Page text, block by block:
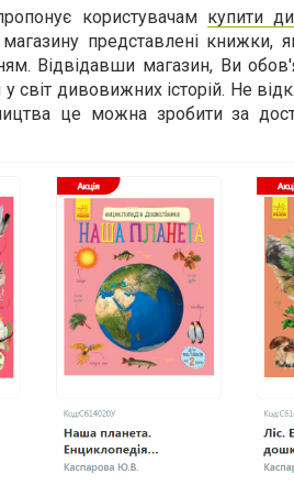
користувачам купити
представлені книжки,
Відвідавши магазин, Ви
світ дивовижних історій. Не
це можна зробити за